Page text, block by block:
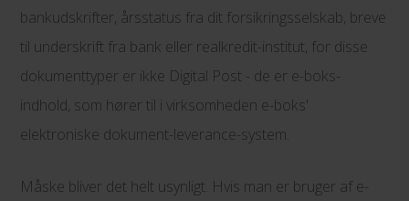
bankudskrifter, årsstatus fra dit forsikringsselskab, breve
til underskrift fra bank eller realkredit-institut, for disse
dokumenttyper er ikke Digital Post - de er e-boks-
indhold, som hører til i virksomheden e-boks'
elektroniske dokument-leverance-system.
Måske bliver det helt usynligt. Hvis man er bruger af e-